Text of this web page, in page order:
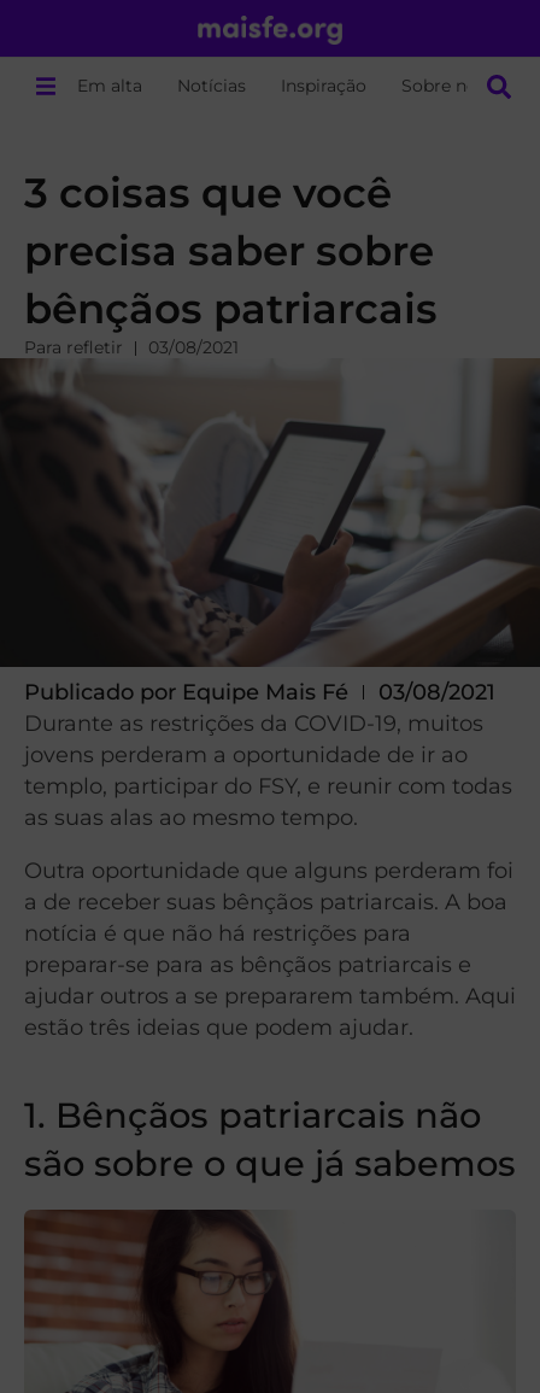
Em alta Notícias Inspiração Sobre nós
3 coisas que você
precisa saber sobre
bênçãos patriarcais
Para refletir 03/08/2021
Publicado por Equipe Mais Fé
03/08/2021
Durante as restrições da COVID-19, muitos
jovens perderam a oportunidade de ir ao
templo, participar do FSY, e reunir com todas
as suas alas ao mesmo tempo.
Outra oportunidade que alguns perderam foi
a de receber suas bênçãos patriarcais. A boa
notícia é que não há restrições para
preparar-se para as bênçãos patriarcais e
ajudar outros a se prepararem também. Aqui
estão três ideias que podem ajudar.
1. Bênçãos patriarcais não
são sobre o que já sabemos